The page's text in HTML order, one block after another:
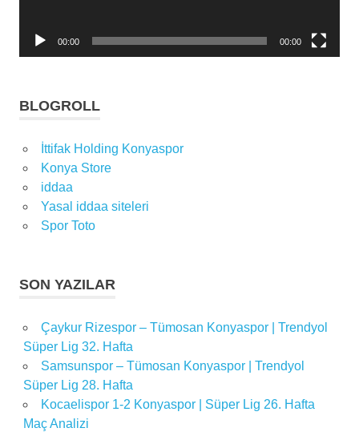
00:00 00:00
BLOGROLL
İttifak Holding Konyaspor
Konya Store
iddaa
Yasal iddaa siteleri
Spor Toto
SON YAZILAR
Çaykur Rizespor – Tümosan Konyaspor | Trendyol
Süper Lig 32. Hafta
Samsunspor – Tümosan Konyaspor | Trendyol
Süper Lig 28. Hafta
Kocaelispor 1-2 Konyaspor | Süper Lig 26. Hafta
Maç Analizi